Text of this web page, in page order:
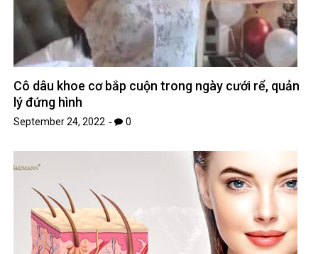
Cô dâu khoe cơ bắp cuộn trong ngày cưới rể, quản
lý đứng hình
September 24, 2022 0